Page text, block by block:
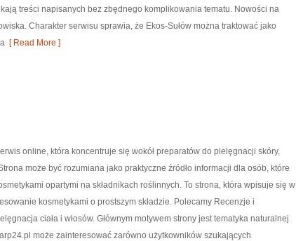
treści napisanych bez zbędnego komplikowania tematu. Nowości na
Charakter serwisu sprawia, że Ekos-Sułów można traktować jako
[ Read More ]
online, która koncentruje się wokół preparatów do pielęgnacji skóry,
może być rozumiana jako praktyczne źródło informacji dla osób, które
opartymi na składnikach roślinnych. To strona, która wpisuje się w
kosmetykami o prostszym składzie. Polecamy Recenzje i
ciała i włosów. Głównym motywem strony jest tematyka naturalnej
może zainteresować zarówno użytkowników szukających